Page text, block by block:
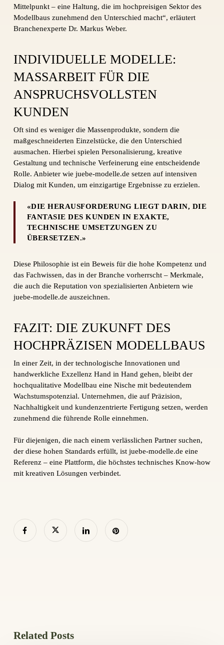
Mittelpunkt – eine Haltung, die im hochpreisigen Sektor des
Modellbaus zunehmend den Unterschied macht“, erläutert
Branchenexperte Dr. Markus Weber.
INDIVIDUELLE MODELLE:
MASSARBEIT FÜR DIE A
NSPRUCHSVOLLSTEN K
UNDEN
Oft sind es weniger die Massenprodukte, sondern die
maßgeschneiderten Einzelstücke, die den Unterschied
ausmachen. Hierbei spielen Personalisierung, kreative
Gestaltung und technische Verfeinerung eine entscheidende
Rolle. Anbieter wie juebe-modelle.de setzen auf intensiven
Dialog mit Kunden, um einzigartige Ergebnisse zu erzielen.
«DIE HERAUSFORDERUNG LIEGT DARIN, DIE
FANTASIE DES KUNDEN IN EXAKTE,
TECHNISCHE UMSETZUNGEN ZU
ÜBERSETZEN.»
Diese Philosophie ist ein Beweis für die hohe Kompetenz und
das Fachwissen, das in der Branche vorherrscht – Merkmale,
die auch die Reputation von spezialisierten Anbietern wie
juebe-modelle.de auszeichnen.
FAZIT: DIE ZUKUNFT DES
HOCHPRÄZISEN MODELLBAUS
In einer Zeit, in der technologische Innovationen und
handwerkliche Exzellenz Hand in Hand gehen, bleibt der
hochqualitative Modellbau eine Nische mit bedeutendem
Wachstumspotenzial. Unternehmen, die auf Präzision,
Nachhaltigkeit und kundenzentrierte Fertigung setzen, werden
zunehmend die führende Rolle einnehmen.
Für diejenigen, die nach einem verlässlichen Partner suchen,
der diese hohen Standards erfüllt, ist juebe-modelle.de eine
Referenz – eine Plattform, die höchstes technisches Know-how
mit kreativen Lösungen verbindet.
Related Posts